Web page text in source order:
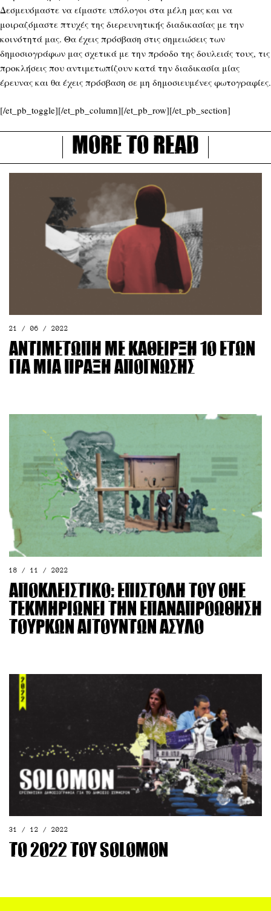
Δεσμευόμαστε να είμαστε υπόλογοι στα μέλη μας και να
μοιραζόμαστε πτυχές της διερευνητικής διαδικασίας με την
κοινότητά μας. Θα έχεις πρόσβαση στις σημειώσεις των
δημοσιογράφων μας σχετικά με την πρόοδο της δουλειάς τους, τις
προκλήσεις που αντιμετωπίζουν κατά την διαδικασία μίας
έρευνας και θα έχεις πρόσβαση σε μη δημοσιευμένες φωτογραφίες.
[/et_pb_toggle][/et_pb_column][/et_pb_row][/et_pb_section]
More to read
21 / 06 / 2022
Αντιμέτωπη με κάθειρξη 10 ετών
για μια πράξη απόγνωσης
18 / 11 / 2022
Αποκλειστικό: Επιστολή του ΟΗΕ
τεκμηριώνει την επαναπροώθηση
Τούρκων αιτούντων άσυλο
31 / 12 / 2022
Το 2022 του Solomon